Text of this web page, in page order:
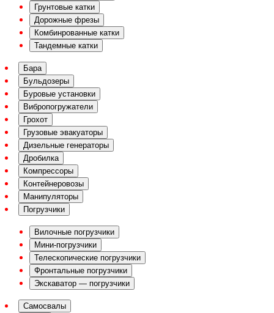
Грунтовые катки
Дорожные фрезы
Комбинрованные катки
Тандемные катки
Бара
Бульдозеры
Буровые установки
Вибропогружатели
Грохот
Грузовые эвакуаторы
Дизельные генераторы
Дробилка
Компрессоры
Контейнеровозы
Манипуляторы
Погрузчики
Вилочные погрузчики
Мини-погрузчики
Телескопические погрузчики
Фронтальные погрузчики
Экскаватор — погрузчики
Самосвалы